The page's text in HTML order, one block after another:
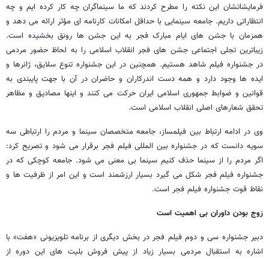
فرمایشاتشان این نکته را مطرح کردند که ما سینماگران چه کار کرده ایم و چه
انتظاراتی داریم. جامعه سینمایی با حداقل امکانات کارنامه ای مؤثر ارائه می دهد و
همزمان با جشن های ایام مبارک فجر به این جشن ها رونق بخشیده است.
زیباترین تجلی اجتماعی جشن های فجر انقلاب اسلامی را به لحاظ حضور مردمی
در جشنواره فیلم شاهد هستیم. همچنین در این جشنواره تنوع سلایق، ژانرها و
ایده ها وجود دارد و همه دست اندرکاران و حاضران در آن با جهت پایبندی به
قوانین و ضوابط جمهوری اسلامی ایران حرکت می کنند و اینها مصادیق و مظاهر
تحقق شعارهای اصلی انقلاب اسلامی است.
وی در ادامه ارتباط بین فیلمساز، جامعه متخصصان سینما و مردم را ارتباطی سه
سویه دانست که در جشنواره بین المللی فیلم فجر برقرار می شود و تصریح کرد:
اگر مردم را از سینما حذف کنیم سینما بی معنی می شود. جامعه کوچکی که در
جشنواره فیلم فجر شکل می گیرد بسیار ارزشمند است و این امر از ظرفیت ها و
نقاط قوت جشنواره فیلم فجر است.
زوج بودن داوران بی اهمیت است
دبیر جشنواره سی و دوم فیلم فجر در بخش دیگری از برنامه تلویزیونی «هفت» با
اشاره به استقبال مردمی بسیار زیاد از پیش فروش بلیت های این دوره از